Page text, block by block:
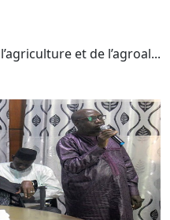
et de l’agroal...